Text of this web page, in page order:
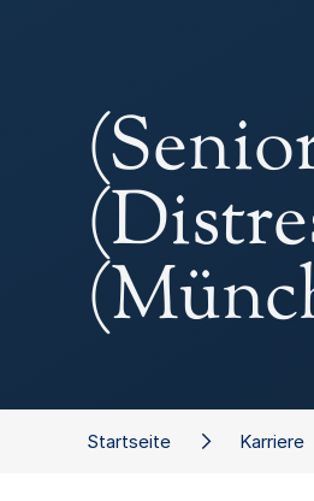
Startseite Karriere